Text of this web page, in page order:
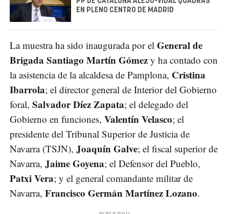
EN PLENO CENTRO DE MADRID
La muestra ha sido inaugurada por el General de
Brigada Santiago Martín Gómez y ha contado con
la asistencia de la alcaldesa de Pamplona, Cristina
Ibarrola; el director general de Interior del Gobierno
foral, Salvador Díez Zapata; el delegado del
Gobierno en funciones, Valentín Velasco; el
presidente del Tribunal Superior de Justicia de
Navarra (TSJN), Joaquín Galve; el fiscal superior de
Navarra, Jaime Goyena; el Defensor del Pueblo,
Patxi Vera; y el general comandante militar de
Navarra, Francisco Germán Martínez Lozano.